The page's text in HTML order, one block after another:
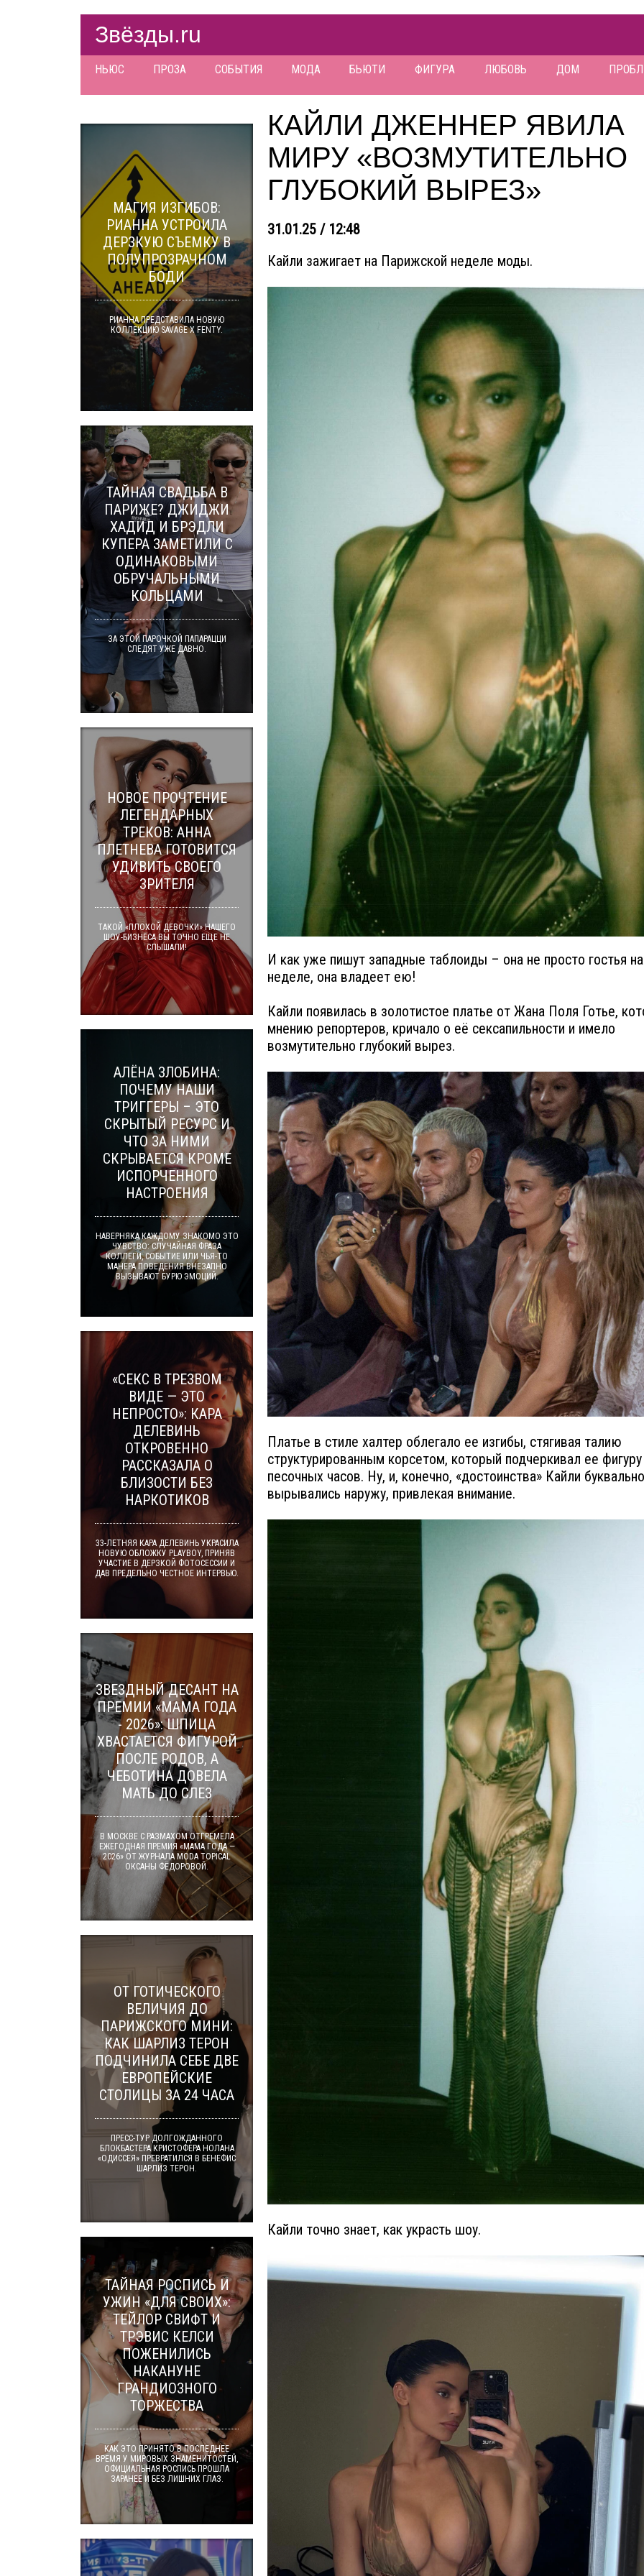
Звёзды.ru
НЬЮС ПРОЗА СОБЫТИЯ МОДА БЬЮТИ ФИГУРА ЛЮБОВЬ ДОМ
КАЙЛИ ДЖЕННЕР ЯВИЛА
МИРУ «ВОЗМУТИТЕЛЬНО
ГЛУБОКИЙ ВЫРЕЗ»
31.01.25 / 12:48
Кайли зажигает на Парижской неделе моды.
И как уже пишут западные таблоиды – она не просто гостья
неделе, она владеет ею!
Кайли появилась в золотистое платье от Жана Поля Готье,
мнению репортеров, кричало о её сексапильности и имело
возмутительно глубокий вырез.
Платье в стиле халтер облегало ее изгибы, стягивая талию
структурированным корсетом, который подчеркивал ее
песочных часов. Ну, и, конечно, «достоинства» Кайли буквально
вырывались наружу, привлекая внимание.
Кайли точно знает, как украсть шоу.
МАГИЯ ИЗГИБОВ:
РИАННА УСТРОИЛА
ДЕРЗКУЮ СЪЕМКУ В
ПОЛУПРОЗРАЧНОМ
БОДИ
РИАННА ПРЕДСТАВИЛА НОВУЮ
КОЛЛЕКЦИЮ SAVAGE X FENTY.
ТАЙНАЯ СВАДЬБА В
ПАРИЖЕ? ДЖИДЖИ
ХАДИД И БРЭДЛИ
КУПЕРА ЗАМЕТИЛИ С
ОДИНАКОВЫМИ
ОБРУЧАЛЬНЫМИ
КОЛЬЦАМИ
ЗА ЭТОЙ ПАРОЧКОЙ ПАПАРАЦЦИ
СЛЕДЯТ УЖЕ ДАВНО.
НОВОЕ ПРОЧТЕНИЕ
ЛЕГЕНДАРНЫХ
ТРЕКОВ: АННА
ПЛЕТНЕВА ГОТОВИТСЯ
УДИВИТЬ СВОЕГО
ЗРИТЕЛЯ
ТАКОЙ «ПЛОХОЙ ДЕВОЧКИ» НАШЕГО
ШОУ-БИЗНЕСА ВЫ ТОЧНО ЕЩЕ НЕ
СЛЫШАЛИ!
АЛЁНА ЗЛОБИНА:
ПОЧЕМУ НАШИ
ТРИГГЕРЫ – ЭТО
СКРЫТЫЙ РЕСУРС И
ЧТО ЗА НИМИ
СКРЫВАЕТСЯ КРОМЕ
ИСПОРЧЕННОГО
НАСТРОЕНИЯ
НАВЕРНЯКА КАЖДОМУ ЗНАКОМО ЭТО
ЧУВСТВО: СЛУЧАЙНАЯ ФРАЗА
КОЛЛЕГИ, СОБЫТИЕ ИЛИ ЧЬЯ-ТО
МАНЕРА ПОВЕДЕНИЯ ВНЕЗАПНО
ВЫЗЫВАЮТ БУРЮ ЭМОЦИЙ.
«СЕКС В ТРЕЗВОМ
ВИДЕ — ЭТО
НЕПРОСТО»: КАРА
ДЕЛЕВИНЬ
ОТКРОВЕННО
РАССКАЗАЛА О
БЛИЗОСТИ БЕЗ
НАРКОТИКОВ
33-ЛЕТНЯЯ КАРА ДЕЛЕВИНЬ УКРАСИЛА
НОВУЮ ОБЛОЖКУ PLAYBOY, ПРИНЯВ
УЧАСТИЕ В ДЕРЗКОЙ ФОТОСЕССИИ И
ДАВ ПРЕДЕЛЬНО ЧЕСТНОЕ ИНТЕРВЬЮ.
ЗВЕЗДНЫЙ ДЕСАНТ НА
ПРЕМИИ «МАМА ГОДА
- 2026»: ШПИЦА
ХВАСТАЕТСЯ ФИГУРОЙ
ПОСЛЕ РОДОВ, А
ЧЕБОТИНА ДОВЕЛА
МАТЬ ДО СЛЕЗ
В МОСКВЕ С РАЗМАХОМ ОТГРЕМЕЛА
ЕЖЕГОДНАЯ ПРЕМИЯ «МАМА ГОДА —
2026» ОТ ЖУРНАЛА MODA TOPICAL
ОКСАНЫ ФЁДОРОВОЙ.
ОТ ГОТИЧЕСКОГО
ВЕЛИЧИЯ ДО
ПАРИЖСКОГО МИНИ:
КАК ШАРЛИЗ ТЕРОН
ПОДЧИНИЛА СЕБЕ ДВЕ
ЕВРОПЕЙСКИЕ
СТОЛИЦЫ ЗА 24 ЧАСА
ПРЕСС-ТУР ДОЛГОЖДАННОГО
БЛОКБАСТЕРА КРИСТОФЕРА НОЛАНА
«ОДИССЕЯ» ПРЕВРАТИЛСЯ В БЕНЕФИС
ШАРЛИЗ ТЕРОН.
ТАЙНАЯ РОСПИСЬ И
УЖИН «ДЛЯ СВОИХ»:
ТЕЙЛОР СВИФТ И
ТРЭВИС КЕЛСИ
ПОЖЕНИЛИСЬ
НАКАНУНЕ
ГРАНДИОЗНОГО
ТОРЖЕСТВА
КАК ЭТО ПРИНЯТО В ПОСЛЕДНЕЕ
ВРЕМЯ У МИРОВЫХ ЗНАМЕНИТОСТЕЙ,
ОФИЦИАЛЬНАЯ РОСПИСЬ ПРОШЛА
ЗАРАНЕЕ И БЕЗ ЛИШНИХ ГЛАЗ.